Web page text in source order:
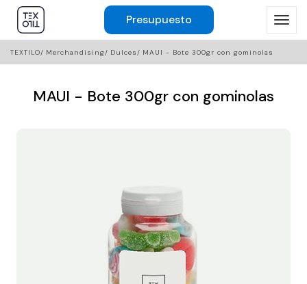
Presupuesto
TEXTILO Merchandising Dulces MAUI - Bote 300gr con gominolas
MAUI - Bote 300gr con gominolas